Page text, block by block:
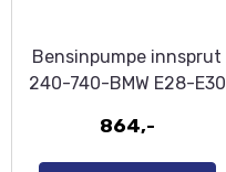
Bensinpumpe innsprut
240-740-BMW E28-E30
864,-